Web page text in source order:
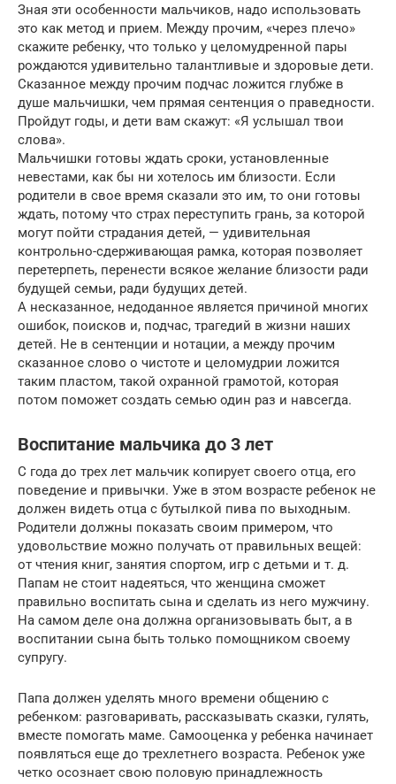
Зная эти особенности мальчиков, надо использовать
это как метод и прием. Между прочим, «через плечо»
скажите ребенку, что только у целомудренной пары
рождаются удивительно талантливые и здоровые дети.
Сказанное между прочим подчас ложится глубже в
душе мальчишки, чем прямая сентенция о праведности.
Пройдут годы, и дети вам скажут: «Я услышал твои
слова».
Мальчишки готовы ждать сроки, установленные
невестами, как бы ни хотелось им близости. Если
родители в свое время сказали это им, то они готовы
ждать, потому что страх переступить грань, за которой
могут пойти страдания детей, — удивительная
контрольно-сдерживающая рамка, которая позволяет
перетерпеть, перенести всякое желание близости ради
будущей семьи, ради будущих детей.
А несказанное, недоданное является причиной многих
ошибок, поисков и, подчас, трагедий в жизни наших
детей. Не в сентенции и нотации, а между прочим
сказанное слово о чистоте и целомудрии ложится
таким пластом, такой охранной грамотой, которая
потом поможет создать семью один раз и навсегда.
Воспитание мальчика до 3 лет
С года до трех лет мальчик копирует своего отца, его
поведение и привычки. Уже в этом возрасте ребенок не
должен видеть отца с бутылкой пива по выходным.
Родители должны показать своим примером, что
удовольствие можно получать от правильных вещей:
от чтения книг, занятия спортом, игр с детьми и т. д.
Папам не стоит надеяться, что женщина сможет
правильно воспитать сына и сделать из него мужчину.
На самом деле она должна организовывать быт, а в
воспитании сына быть только помощником своему
супругу.
Папа должен уделять много времени общению с
ребенком: разговаривать, рассказывать сказки, гулять,
вместе помогать маме. Самооценка у ребенка начинает
появляться еще до трехлетнего возраста. Ребенок уже
четко осознает свою половую принадлежность